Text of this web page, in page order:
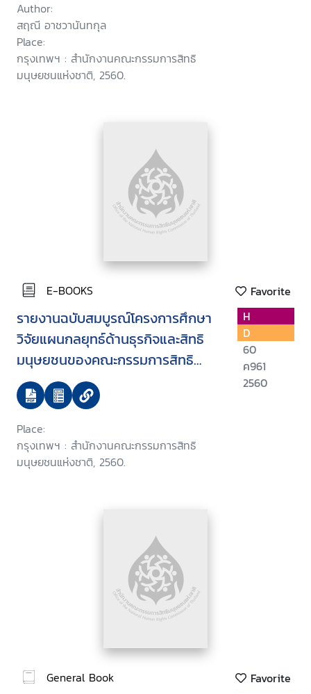
Author:
สฤณี อาชวานันทกุล
Place:
กรุงเทพฯ : สำนักงานคณะกรรมการสิทธิ
มนุษยชนแห่งชาติ, 2560.
E-BOOKS Favorite
รายงานฉบับสมบูรณ์โครงการศึกษา
วิจัยแผนกลยุทธ์ด้านธุรกิจและสิทธิ
มนุษยชนของคณะกรรมการสิทธิ
มนุษยชนแห่งชาติ พ.ศ. 2560-2562
Place:
กรุงเทพฯ : สำนักงานคณะกรรมการสิทธิ
มนุษยชนแห่งชาติ, 2560.
H
D
60
ค961
2560
General Book Favorite